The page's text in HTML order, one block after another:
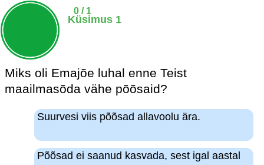
Küsimus 1
Miks oli Emajõe luhal enne Teist
maailmasõda vähe põõsaid?
Suurvesi viis põõsad allavoolu ära.
Põõsad ei saanud kasvada, sest igal aastal
0 / 1